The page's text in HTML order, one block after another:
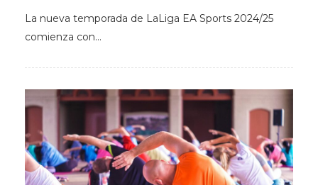
La nueva temporada de LaLiga EA Sports 2024/25
comienza con…